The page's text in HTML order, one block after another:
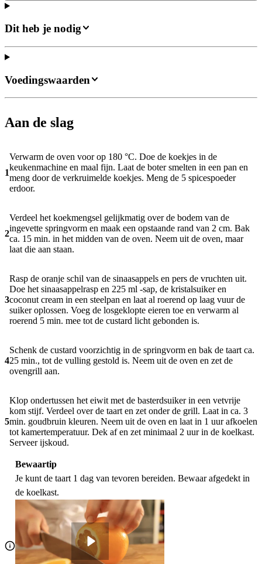
Dit heb je nodig
Aan de slag
1
Verwarm de oven voor op 180 °C. Doe de koekjes in de
keukenmachine en maal fijn. Laat de boter smelten in een pan en
meng door de verkruimelde koekjes. Meng de 5 spicespoeder
erdoor.
2
Verdeel het koekmengsel gelijkmatig over de bodem van de
ingevette springvorm en maak een opstaande rand van 2 cm. Bak
ca. 15 min. in het midden van de oven. Neem uit de oven, maar
laat die aan staan.
3
Rasp de oranje schil van de sinaasappels en pers de vruchten uit.
Doe het sinaasappelrasp en 225 ml -sap, de kristalsuiker en
coconut cream in een steelpan en laat al roerend op laag vuur de
suiker oplossen. Voeg de losgeklopte eieren toe en verwarm al
roerend 5 min. mee tot de custard licht gebonden is.
4
Schenk de custard voorzichtig in de springvorm en bak de taart ca.
25 min., tot de vulling gestold is. Neem uit de oven en zet de
ovengrill aan.
5
Klop ondertussen het eiwit met de basterdsuiker in een vetvrije
kom stijf. Verdeel over de taart en zet onder de grill. Laat in ca. 3
min. goudbruin kleuren. Neem uit de oven en laat in 1 uur afkoelen
tot kamertemperatuur. Dek af en zet minimaal 2 uur in de koelkast.
Serveer ijskoud.
Bewaartip
Je kunt de taart 1 dag van tevoren bereiden. Bewaar afgedekt in
de koelkast.
Voedingswaarden